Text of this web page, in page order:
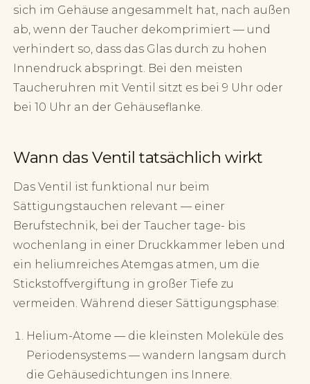
sich im Gehäuse angesammelt hat, nach außen
ab, wenn der Taucher dekomprimiert — und
verhindert so, dass das Glas durch zu hohen
Innendruck abspringt. Bei den meisten
Taucheruhren mit Ventil sitzt es bei 9 Uhr oder
bei 10 Uhr an der Gehäuseflanke.
Wann das Ventil tatsächlich wirkt
Das Ventil ist funktional nur beim
Sättigungstauchen relevant — einer
Berufstechnik, bei der Taucher tage- bis
wochenlang in einer Druckkammer leben und
ein heliumreiches Atemgas atmen, um die
Stickstoffvergiftung in großer Tiefe zu
vermeiden. Während dieser Sättigungsphase:
Helium-Atome — die kleinsten Moleküle des
Periodensystems — wandern langsam durch
die Gehäusedichtungen ins Innere.